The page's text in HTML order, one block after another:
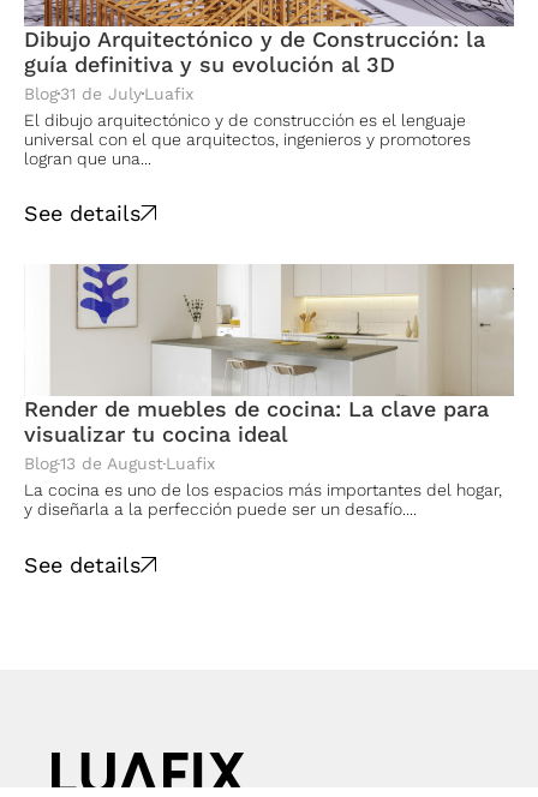
Dibujo Arquitectónico y de Construcción: la
guía definitiva y su evolución al 3D
Blog31 de JulyLuafix
El dibujo arquitectónico y de construcción es el lenguaje
universal con el que arquitectos, ingenieros y promotores
logran que una...
See details
Render de muebles de cocina: La clave para
visualizar tu cocina ideal
Blog13 de AugustLuafix
La cocina es uno de los espacios más importantes del hogar,
y diseñarla a la perfección puede ser un desafío....
See details